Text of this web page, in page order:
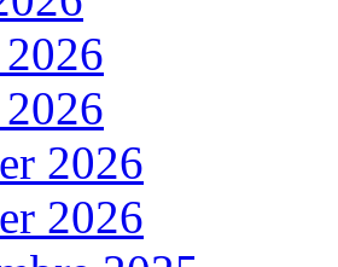
2026
2026